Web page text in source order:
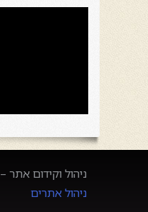
ניהול וקידום אתר –
ניהול אתרים